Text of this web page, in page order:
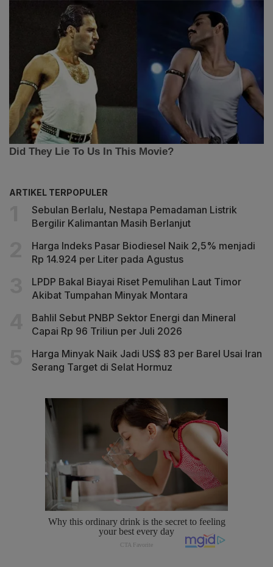
ARTIKEL TERPOPULER
Sebulan Berlalu, Nestapa Pemadaman Listrik
Bergilir Kalimantan Masih Berlanjut
Harga Indeks Pasar Biodiesel Naik 2,5% menjadi
Rp 14.924 per Liter pada Agustus
LPDP Bakal Biayai Riset Pemulihan Laut Timor
Akibat Tumpahan Minyak Montara
Bahlil Sebut PNBP Sektor Energi dan Mineral
Capai Rp 96 Triliun per Juli 2026
Harga Minyak Naik Jadi US$ 83 per Barel Usai Iran
Serang Target di Selat Hormuz